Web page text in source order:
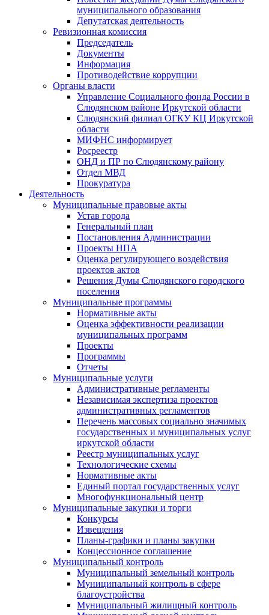
муниципального образования
Депутатская деятельность
Ревизионная комиссия
Председатель
Документы
Информация
Противодействие коррупции
Органы власти
Управление Социального фонда России в
Слюдянском районе Иркутской области
Слюдянский филиал ОГКУ КЦ Иркутской
области
МИФНС информирует
Росреестр
ОНД и ПР по Слюдянскому району
Отдел МВД
Прокуратура
Деятельность
Муниципальные правовые акты
Устав города
Генеральный план
Постановления Администрации
Проекты НПА
Оценка регулирующего воздействия
проектов актов
Решения Думы Слюдянского городского
поселения
Муниципальные программы
Нормативные акты
Оценка эффективности реализации
муниципальных программ
Проекты
Программы
Отчеты
Муниципальные услуги
Административные регламенты
Независимая экспертиза проектов
административных регламентов
Перечень массовых социально значимых
государственных и муниципальных услуг
иркутской области
Реестр муниципальных услуг
Технологические схемы
Нормативные акты
Единый портал государственных услуг
Многофункциональный центр
Муниципальные закупки и торги
Конкурсы
Извещения
Планы-графики и планы закупки
Концессионное соглашение
Муниципальный контроль
Муниципальный земельный контроль
Муниципальный контроль в сфере
благоустройства
Муниципальный жилищный контроль